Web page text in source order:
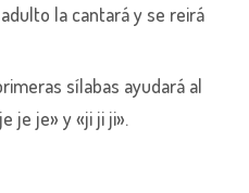
la cantará y se reirá
sílabas ayudará al
je je» y «ji ji ji».